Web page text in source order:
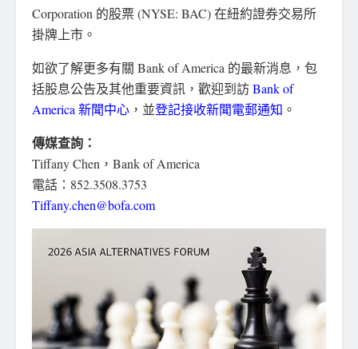
Corporation 的股票 (NYSE: BAC) 在紐約證券交易所
掛牌上市。
如欲了解更多有關 Bank of America 的最新消息，包
括股息公告及其他重要資訊，歡迎到訪Bank of
America 新聞中心 ，並登記接收新聞電郵通知 。
傳媒查詢：
Tiffany Chen，Bank of America
電話：852.3508.3753
Tiffany.chen@bofa.com